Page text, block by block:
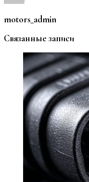
motors_admin
Связанные записи